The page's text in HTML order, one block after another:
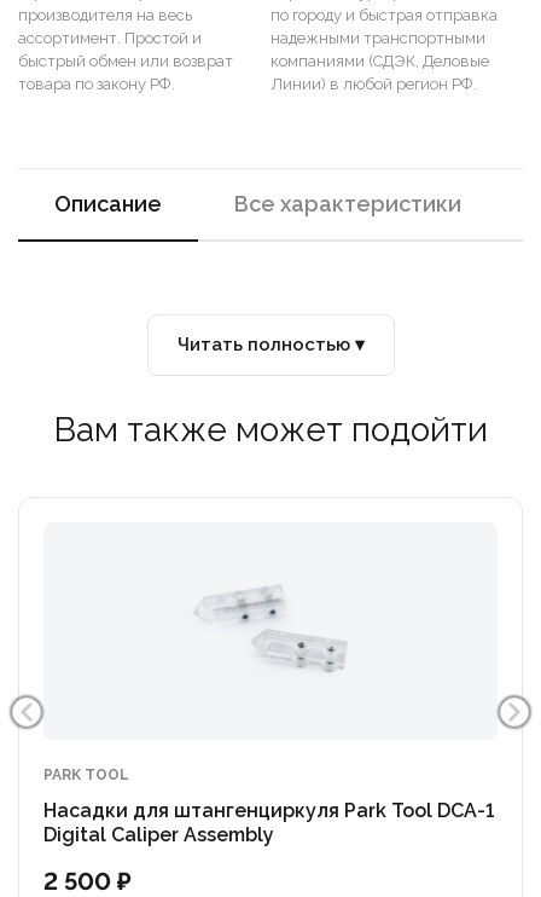
производителя на весь
ассортимент. Простой и
быстрый обмен или возврат
товара по закону РФ.
по городу и быстрая отправка
надежными транспортными
компаниями (СДЭК, Деловые
Линии) в любой регион РФ.
Описание Все характеристики
Читать полностью ▾
Вам также может подойти
PARK TOOL
Насадки для штангенциркуля Park Tool DCA-1
Digital Caliper Assembly
2 500 ₽